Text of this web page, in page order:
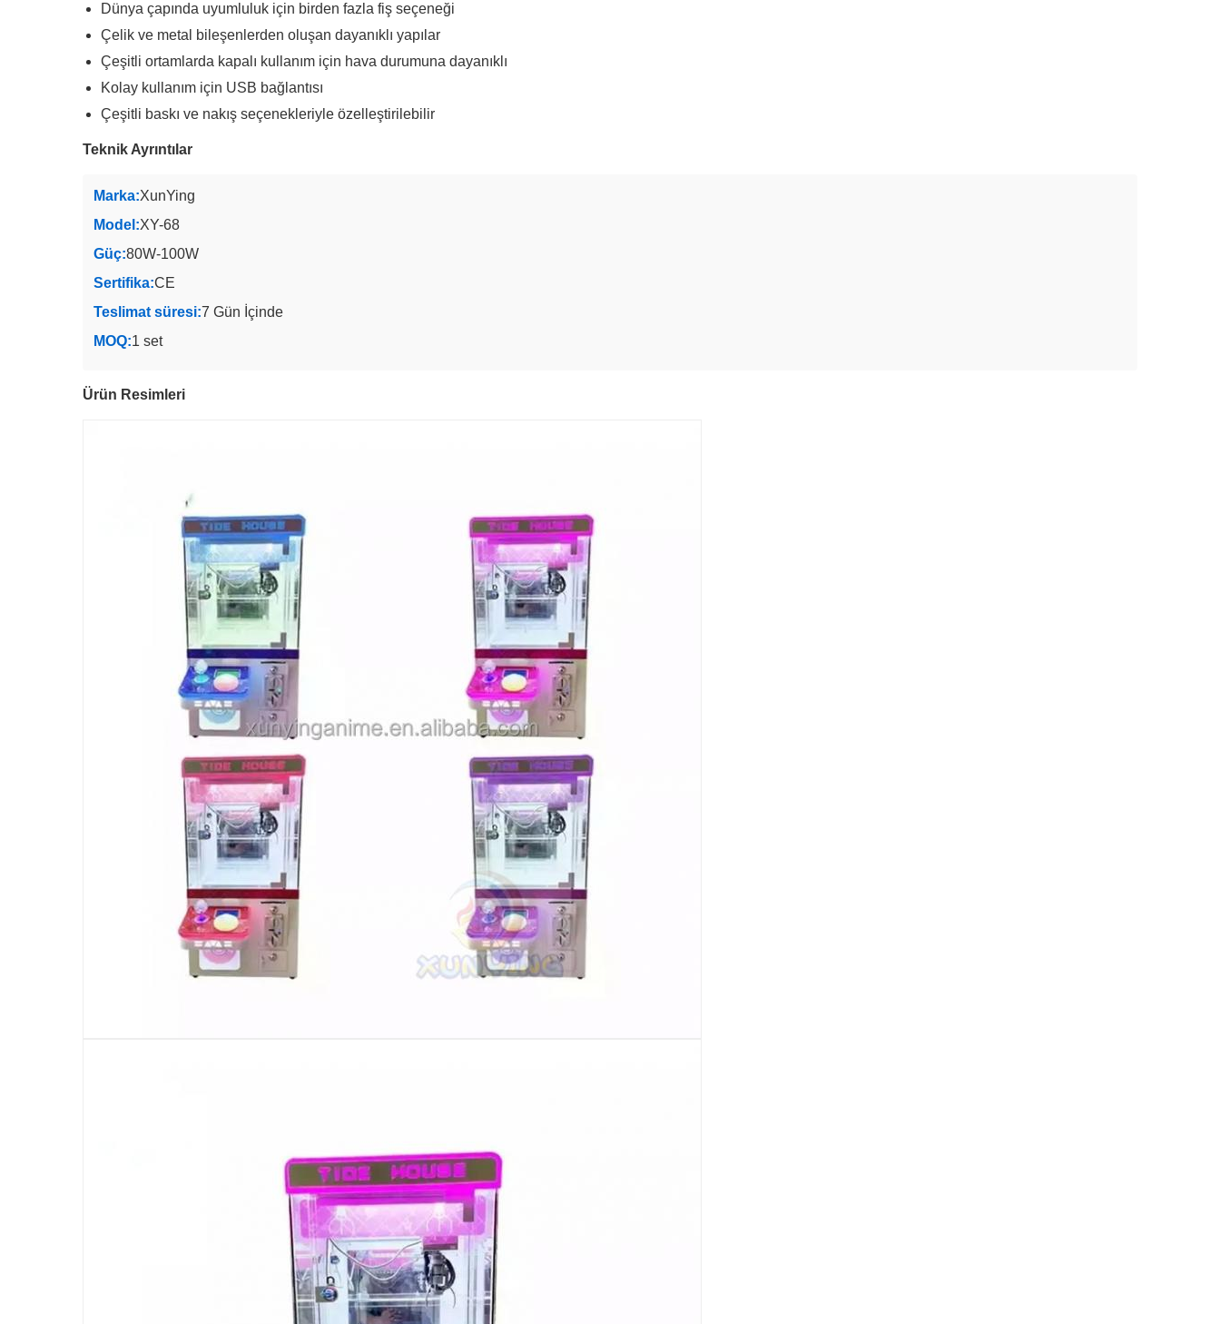
Dünya çapında uyumluluk için birden fazla fiş seçeneği
Çelik ve metal bileşenlerden oluşan dayanıklı yapılar
Çeşitli ortamlarda kapalı kullanım için hava durumuna dayanıklı
Kolay kullanım için USB bağlantısı
Çeşitli baskı ve nakış seçenekleriyle özelleştirilebilir
Teknik Ayrıntılar
Marka:XunYing
Model:XY-68
Güç:80W-100W
Sertifika:CE
Teslimat süresi:7 Gün İçinde
MOQ:1 set
Ürün Resimleri